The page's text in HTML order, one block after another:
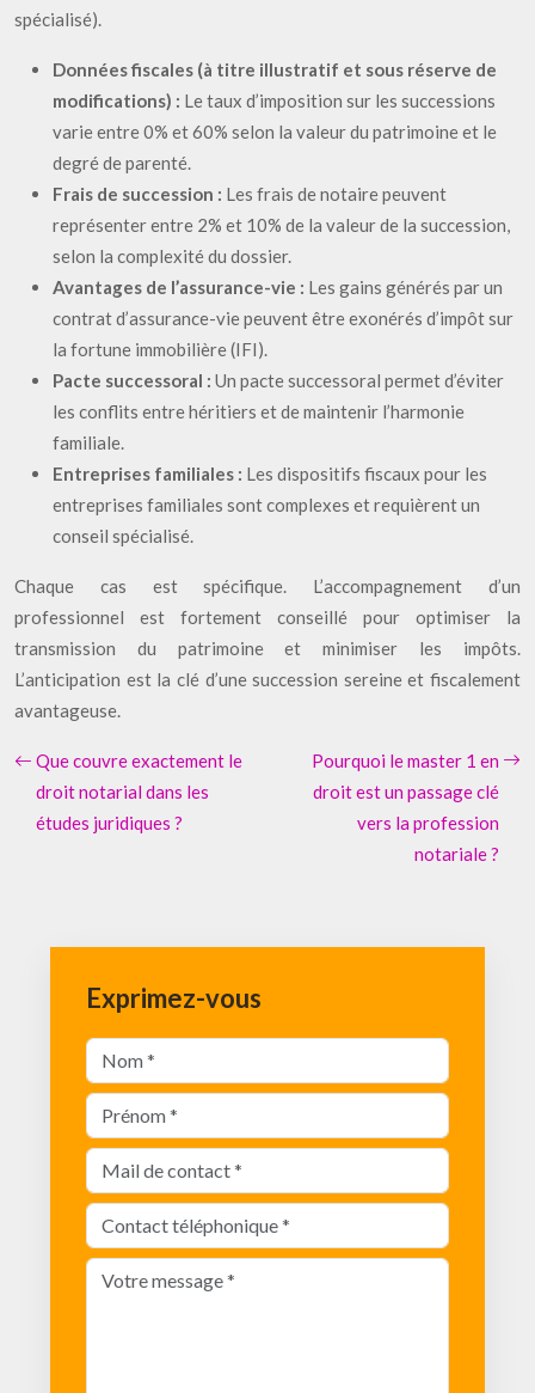
spécialisé).
Données fiscales (à titre illustratif et sous réserve de
modifications) : Le taux d’imposition sur les successions
varie entre 0% et 60% selon la valeur du patrimoine et le
degré de parenté.
Frais de succession : Les frais de notaire peuvent
représenter entre 2% et 10% de la valeur de la succession,
selon la complexité du dossier.
Avantages de l’assurance-vie : Les gains générés par un
contrat d’assurance-vie peuvent être exonérés d’impôt sur
la fortune immobilière (IFI).
Pacte successoral : Un pacte successoral permet d’éviter
les conflits entre héritiers et de maintenir l’harmonie
familiale.
Entreprises familiales : Les dispositifs fiscaux pour les
entreprises familiales sont complexes et requièrent un
conseil spécialisé.
Chaque cas est spécifique. L’accompagnement d’un
professionnel est fortement conseillé pour optimiser la
transmission du patrimoine et minimiser les impôts.
L’anticipation est la clé d’une succession sereine et fiscalement
avantageuse.
Que couvre exactement le
droit notarial dans les
études juridiques ?
Pourquoi le master 1 en
droit est un passage clé
vers la profession
notariale ?
Exprimez-vous